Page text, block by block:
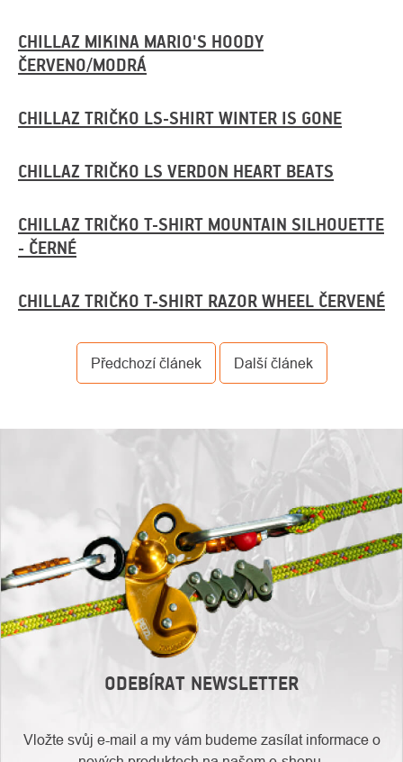
CHILLAZ MIKINA MARIO'S HOODY
ČERVENO/MODRÁ
CHILLAZ TRIČKO LS-SHIRT WINTER IS GONE
CHILLAZ TRIČKO LS VERDON HEART BEATS
CHILLAZ TRIČKO T-SHIRT MOUNTAIN SILHOUETTE
- ČERNÉ
CHILLAZ TRIČKO T-SHIRT RAZOR WHEEL ČERVENÉ
Předchozí článek Další článek
ODEBÍRAT NEWSLETTER
Vložte svůj e-mail a my vám budeme zasílat informace o